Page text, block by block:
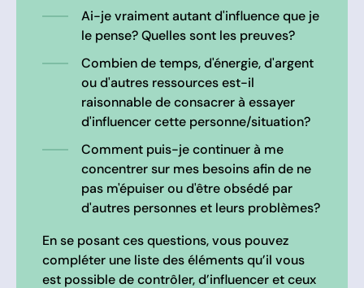
Ai-je vraiment autant d'influence que je
le pense? Quelles sont les preuves?
Combien de temps, d'énergie, d'argent
ou d'autres ressources est-il
raisonnable de consacrer à essayer
d'influencer cette personne/situation?
Comment puis-je continuer à me
concentrer sur mes besoins afin de ne
pas m'épuiser ou d'être obsédé par
d'autres personnes et leurs problèmes?
En se posant ces questions, vous pouvez
compléter une liste des éléments qu’il vous
est possible de contrôler, d’influencer et ceux